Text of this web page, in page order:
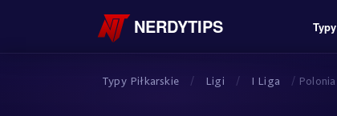
NERDYTIPS
Typy Piłkarskie / Ligi / I Liga /